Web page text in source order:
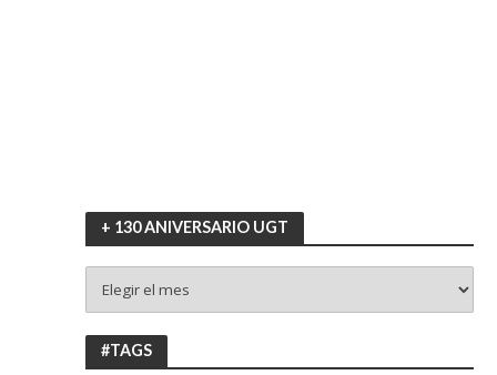
+ 130 ANIVERSARIO UGT
130
ANIVERSARIO
UGT
#TAGS